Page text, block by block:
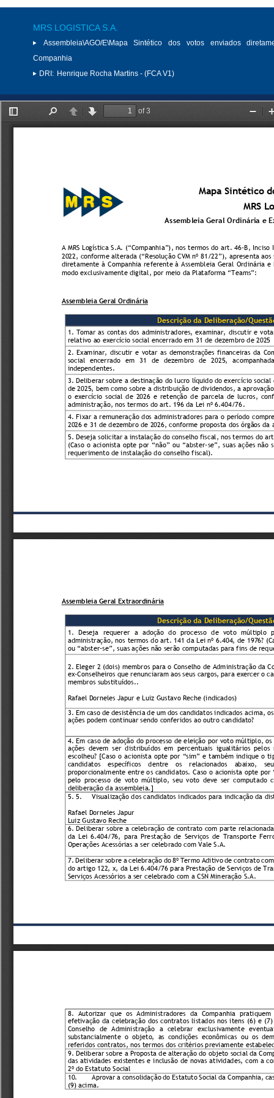
MRS LOGISTICA S.A.
Assembleia\AGO/E\Mapa Sintético dos votos enviados
Companhia
DRI: Henrique Rocha Martins - (FCA V1)